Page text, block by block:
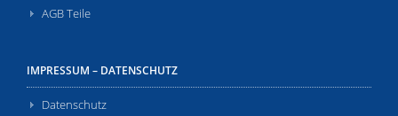
AGB Teile
IMPRESSUM – DATENSCHUTZ
Datenschutz